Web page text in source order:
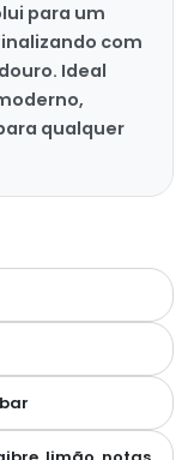
para um
com
Ideal
qualquer